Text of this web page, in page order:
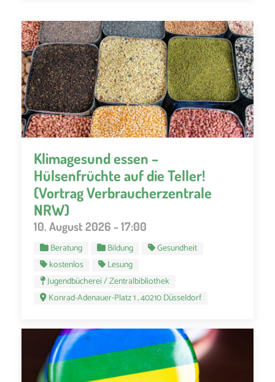
Klimagesund essen –
Hülsenfrüchte auf die Teller!
(Vortrag Verbraucherzentrale
NRW)
10. August 2026 - 17:00
Beratung Bildung
Gesundheit
kostenlos
Lesung
Jugendbücherei / Zentralbibliothek
Konrad-Adenauer-Platz 1 , 40210 Düsseldorf